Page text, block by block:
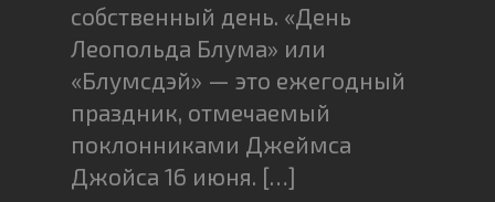
собственный день. «День
Леопольда Блума» или
«Блумсдэй» — это ежегодный
праздник, отмечаемый
поклонниками Джеймса
Джойса 16 июня. […]